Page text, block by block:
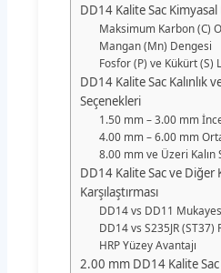
DD14 Kalite Sac
Maksimum Karbon (C)
Mangan (Mn) Dengesi
Fosfor (P) ve Kükürt (S)
DD14 Kalite Sac Kalınlık
Seçenekleri
1.50 mm – 3.00 mm
4.00 mm – 6.00 mm
8.00 mm ve Üzeri Kalın
DD14 Kalite Sac ve Diğer
Karşılaştırması
DD14 vs DD11
DD14 vs S235JR (ST37)
HRP Yüzey Avantajı
2.00 mm DD14 Kalite Sac